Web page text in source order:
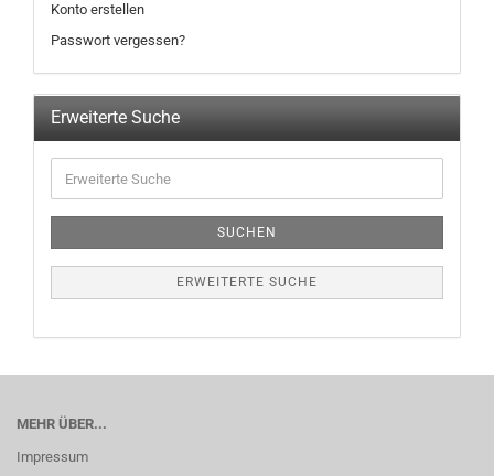
Konto erstellen
Passwort vergessen?
Erweiterte Suche
SUCHEN
ERWEITERTE SUCHE
MEHR ÜBER...
Impressum